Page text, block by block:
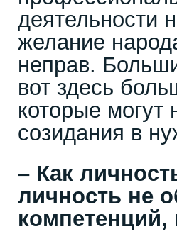
деятельности
желание
неправ.
вот здесь
которые могут
созидания в
– Как
личность не